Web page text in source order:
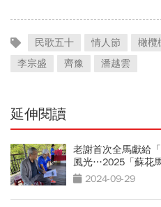
民歌五十 情人節 橄欖
李宗盛
齊豫 潘越雲
延伸閱讀
老謝首次全馬獻給
風光…2025「蘇花
2024-09-29